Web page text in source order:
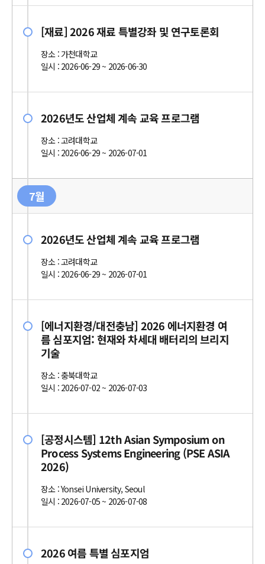
[재료] 2026 재료 특별강좌 및 연구토론회
장소 : 가천대학교
일시 : 2026-06-29 ~ 2026-06-30
2026년도 산업체 계속 교육 프로그램
장소 : 고려대학교
일시 : 2026-06-29 ~ 2026-07-01
7월
2026년도 산업체 계속 교육 프로그램
장소 : 고려대학교
일시 : 2026-06-29 ~ 2026-07-01
[에너지환경/대전충남] 2026 에너지환경 여
름 심포지엄: 현재와 차세대 배터리의 브리지
기술
장소 : 충북대학교
일시 : 2026-07-02 ~ 2026-07-03
[공정시스템] 12th Asian Symposium on
Process Systems Engineering (PSE ASIA
2026)
장소 : Yonsei University, Seoul
일시 : 2026-07-05 ~ 2026-07-08
2026 여름 특별 심포지엄